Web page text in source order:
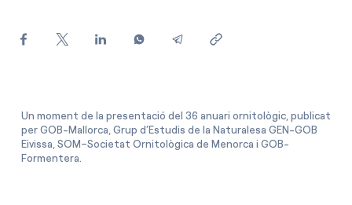
Has rebut una oferta per canviar de companyia?
Un moment de la presentació del 36 anuari ornitològic, publicat
per GOB-Mallorca, Grup d’Estudis de la Naturalesa GEN-GOB
Eivissa, SOM–Societat Ornitològica de Menorca i GOB-
Formentera.